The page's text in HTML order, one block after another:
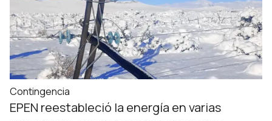
Contingencia
EPEN reestableció la energía en varias